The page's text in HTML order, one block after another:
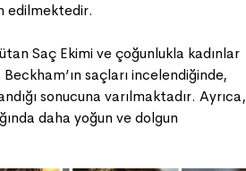
edilmektedir.
Saç Ekimi ve çoğunlukla kadınlar
saçları incelendiğinde,
sonucuna varılmaktadır. Ayrıca,
daha yoğun ve dolgun